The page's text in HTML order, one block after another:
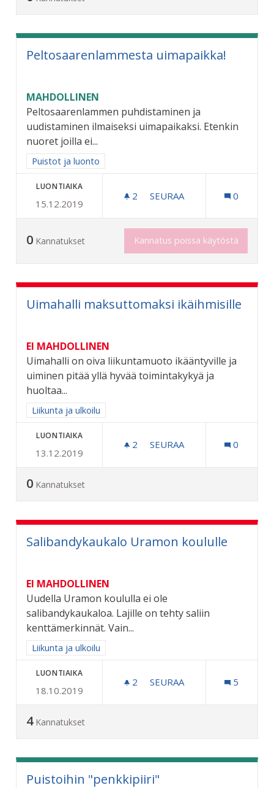
Peltosaarenlammesta uimapaikka!
MAHDOLLINEN
Peltosaarenlammen puhdistaminen ja
uudistaminen ilmaiseksi uimapaikaksi. Etenkin
nuoret joilla ei...
Rajaa tulokset aihepiirin mukaan: Puistot ja luonto
Puistot ja luonto
LUONTIAIKA
15.12.2019
2 2 SEURAAJAA
SEURAA 0
0 Kannatukset Kannatus poissa käytöstä
Uimahalli maksuttomaksi ikäihmisille
EI MAHDOLLINEN
Uimahalli on oiva liikuntamuoto ikääntyville ja
uiminen pitää yllä hyvää toimintakykyä ja
huoltaa...
Rajaa tulokset aihepiirin mukaan: Liikunta ja ulkoilu
Liikunta ja ulkoilu
LUONTIAIKA
13.12.2019
2 2 SEURAAJAA
SEURAA 0
0 Kannatukset
Salibandykaukalo Uramon koululle
EI MAHDOLLINEN
Uudella Uramon koululla ei ole
salibandykaukaloa. Lajille on tehty saliin
kenttämerkinnät. Vain...
Rajaa tulokset aihepiirin mukaan: Liikunta ja ulkoilu
Liikunta ja ulkoilu
LUONTIAIKA
18.10.2019
2 2 SEURAAJAA
SEURAA 5
4 Kannatukset
Puistoihin "penkkipiiri"